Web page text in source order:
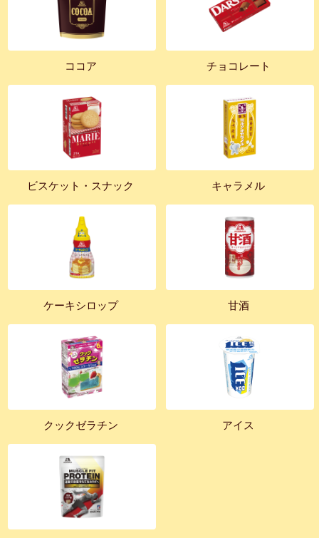
ココア チョコレート
ビスケット・スナック キャラメル
ケーキシロップ 甘酒
クックゼラチン アイス